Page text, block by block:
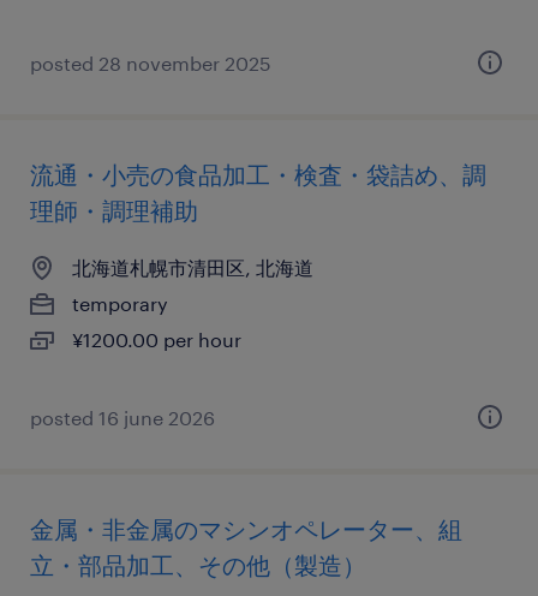
posted 28 november 2025
流通・小売の食品加工・検査・袋詰め、調
理師・調理補助
北海道札幌市清田区, 北海道
temporary
¥1200.00 per hour
posted 16 june 2026
金属・非金属のマシンオペレーター、組
立・部品加工、その他（製造）